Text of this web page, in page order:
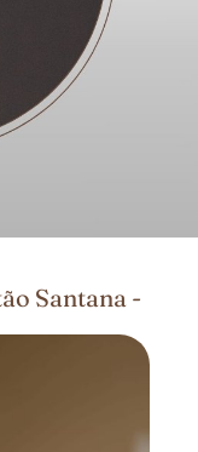
Santana -